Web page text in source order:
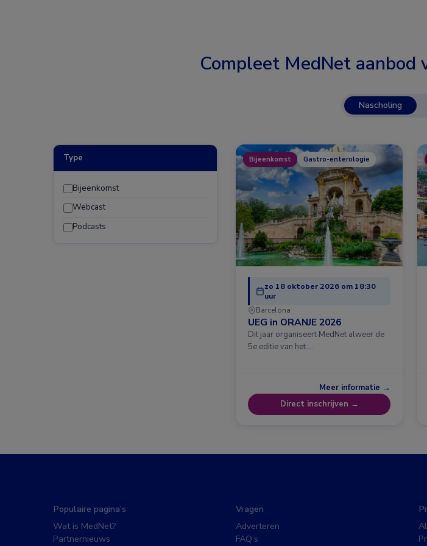
Compleet MedNet aanbod
Nascholing
Type
Bijeenkomst
Webcast
Podcasts
Bijeenkomst Gastro-enterologie
zo 18 oktober 2026 om 18:30
uur
Barcelona
UEG in ORANJE 2026
Dit jaar organiseert MedNet alweer de
5e editie van het …
Meer informatie →
Direct inschrijven →
Populaire pagina’s
Wat is MedNet?
Partnernieuws
Vragen
Adverteren
FAQ’s